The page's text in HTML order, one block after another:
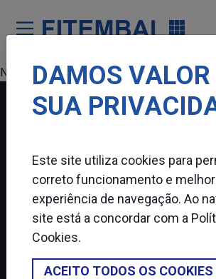
Saltar para o conteï¿½do principal da
Nenhum produto encontrado.
SIGA-NOS
DAMOS
SUA
Este site utiliza cookies para
correto funcionamento e
experiência de navegação. Ao
site está a concordar com a
Cookies.
ACEITO TODOS OS COOKIES